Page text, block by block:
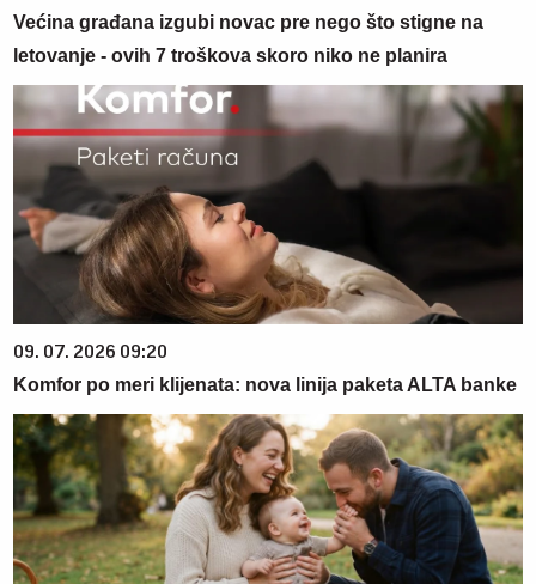
Većina građana izgubi novac pre nego što stigne na
letovanje - ovih 7 troškova skoro niko ne planira
09. 07. 2026 09:20
Komfor po meri klijenata: nova linija paketa ALTA banke